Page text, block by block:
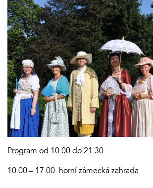
Program od 10.00 do 21.30
10.00 – 17.00 horní zámecká zahrada